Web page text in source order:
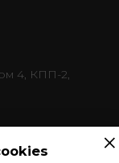
4, КПП-2,
×